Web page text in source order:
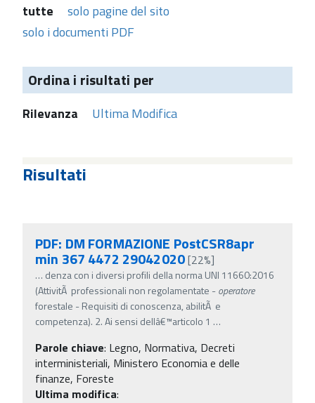
tutte
solo pagine del sito
solo i documenti PDF
Ordina i risultati per
Rilevanza Ultima Modifica
Risultati
PDF: DM FORMAZIONE PostCSR8apr
min 367 4472 29042020[22%]
… denza con i diversi profili della norma UNI 11660:2016
(AttivitÃ professionali non regolamentate -operatore
forestale - Requisiti di conoscenza, abilitÃ e
competenza). 2. Ai sensi dellâ€™articolo 1 …
Parole chiave: Legno, Normativa, Decreti
interministeriali, Ministero Economia e delle
finanze, Foreste
Ultima modifica: